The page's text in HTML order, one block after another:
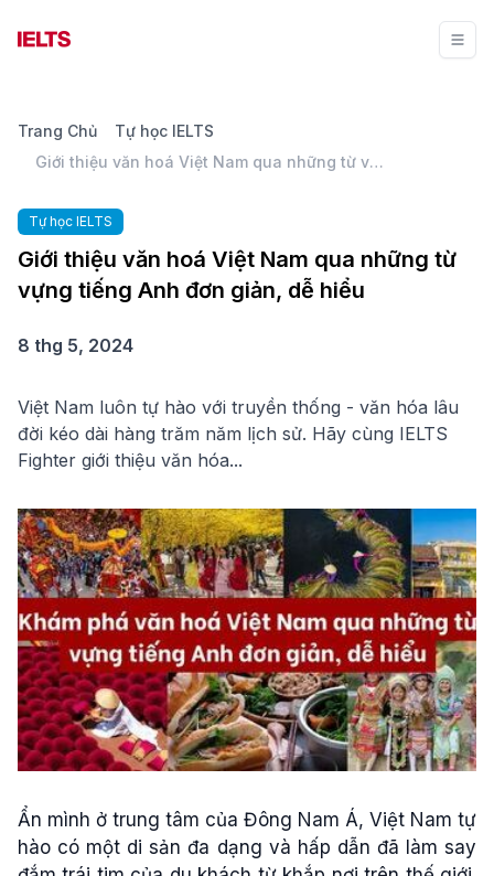
Trang Chủ
Tự học IELTS
Giới thiệu văn hoá Việt Nam qua những từ vựng tiếng Anh đơn giản, dễ hiểu
Tự học IELTS
Giới thiệu văn hoá Việt Nam qua những từ
vựng tiếng Anh đơn giản, dễ hiểu
8 thg 5, 2024
Việt Nam luôn tự hào với truyền thống - văn hóa lâu
đời kéo dài hàng trăm năm lịch sử. Hãy cùng IELTS
Fighter giới thiệu văn hóa...
Ẩn mình ở trung tâm của Đông Nam Á, Việt Nam tự
hào có một di sản đa dạng và hấp dẫn đã làm say